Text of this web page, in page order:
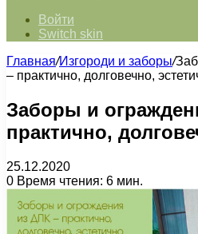
Войти
Switch skin
Главная/Изгороди и заборы/
– практично, долговечно,
Заборы и
практично,
25.12.2020
0 Время чтения: 6 мин.